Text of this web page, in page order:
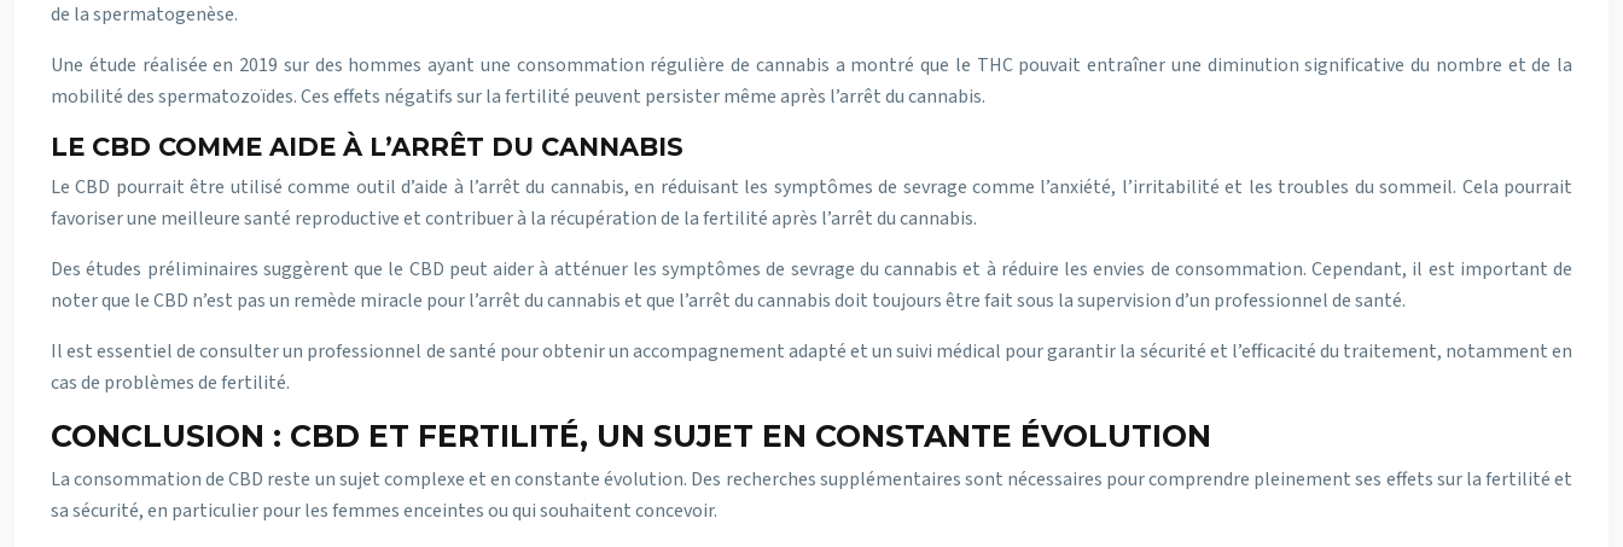
de la spermatogenèse.
Une étude réalisée en 2019 sur des hommes ayant une consommation régulière de cannabis a montré que le THC pouvait entraîner une diminution significative du nombre et de la
mobilité des spermatozoïdes. Ces effets négatifs sur la fertilité peuvent persister même après l’arrêt du cannabis.
LE CBD COMME AIDE À L’ARRÊT DU CANNABIS
Le CBD pourrait être utilisé comme outil d’aide à l’arrêt du cannabis, en réduisant les symptômes de sevrage comme l’anxiété, l’irritabilité et les troubles du sommeil. Cela pourrait
favoriser une meilleure santé reproductive et contribuer à la récupération de la fertilité après l’arrêt du cannabis.
Des études préliminaires suggèrent que le CBD peut aider à atténuer les symptômes de sevrage du cannabis et à réduire les envies de consommation. Cependant, il est important de
noter que le CBD n’est pas un remède miracle pour l’arrêt du cannabis et que l’arrêt du cannabis doit toujours être fait sous la supervision d’un professionnel de santé.
Il est essentiel de consulter un professionnel de santé pour obtenir un accompagnement adapté et un suivi médical pour garantir la sécurité et l’efficacité du traitement, notamment en
cas de problèmes de fertilité.
CONCLUSION : CBD ET FERTILITÉ, UN SUJET EN CONSTANTE ÉVOLUTION
La consommation de CBD reste un sujet complexe et en constante évolution. Des recherches supplémentaires sont nécessaires pour comprendre pleinement ses effets sur la fertilité et
sa sécurité, en particulier pour les femmes enceintes ou qui souhaitent concevoir.